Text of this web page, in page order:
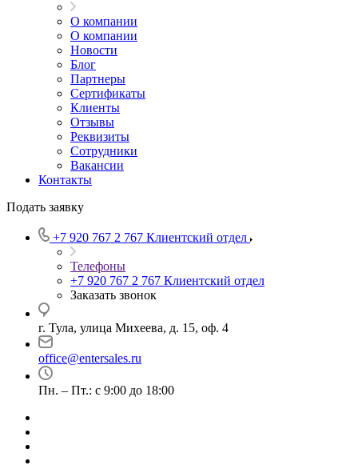
О компании
О компании
Новости
Блог
Партнеры
Сертификаты
Клиенты
Отзывы
Реквизиты
Сотрудники
Вакансии
Контакты
Подать заявку
+7 920 767 2 767 Клиентский отдел
Телефоны
+7 920 767 2 767 Клиентский отдел
Заказать звонок
г. Тула, улица Михеева, д. 15, оф. 4
office@entersales.ru
Пн. – Пт.: с 9:00 до 18:00